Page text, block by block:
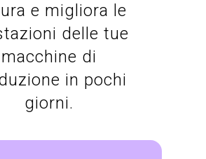
e migliora le
delle tue
macchine di
in pochi
giorni.